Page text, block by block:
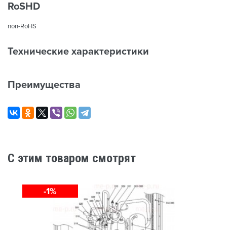
RoSHD
non-RoHS
Технические характеристики
Преимущества
C этим товаром смотрят
-1%